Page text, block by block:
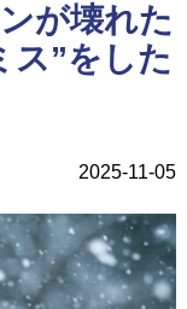
が壊れた
ス”をした
2025-11-05